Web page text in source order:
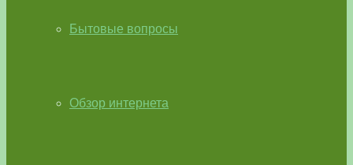
Бытовые вопросы
Обзор интернета